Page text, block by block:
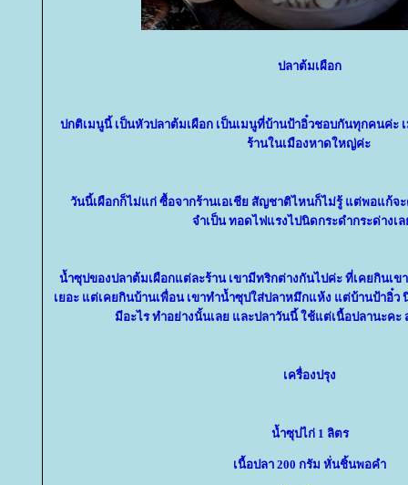
ปลาต้มเผือก
ปกติเมนูนี้ เป็นหัวปลาต้มเผือก เป็นเมนูที่บ้านป้าอิ๋วชอบกันทุกคนค่ะ
ร้านในเมืองหาดใหญ่ค่ะ
วันนี้เผือกก็ไม่แก่ ซื้อจากร้านเอเชีย สัญชาติไหนก็ไม่รู้ แต่พอแก้จ
จำเป็น ทอดไฟแรงไปนิดกระดำกระด่างเ
น้ำซุปของปลาต้มเผือกแต่ละร้าน เขามีทริกต่างกันไปค่ะ ที่เคยกินเข
เยอะ แต่เคยกินบ้านเพื่อน เขาทำน้ำซุปใส่ปลาหมึกแห้ง แต่บ้านป้าอิ๋ว
มีอะไร ทำอย่างนั้นเลย และปลาวันนี้ ใช้แต่เนื้อปลานะคะ
เครื่องปรุง
น้ำซุปไก่ 1 ลิตร
เนื้อปลา 200 กรัม หั่นชิ้นพอคำ